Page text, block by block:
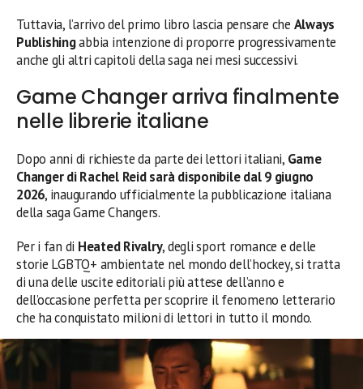
Tuttavia, l’arrivo del primo libro lascia pensare che Always
Publishingabbia intenzione di proporre progressivamente
anche gli altri capitoli della saga nei mesi successivi.
Game Changer arriva finalmente
nelle librerie italiane
Dopo anni di richieste da parte dei lettori italiani, Game
Changer di Rachel Reid sarà disponibile dal 9 giugno
2026, inaugurando ufficialmente la pubblicazione italiana
della saga Game Changers.
Per i fan di Heated Rivalry, degli sport romance e delle
storie LGBTQ+ ambientate nel mondo dell’hockey, si tratta
di una delle uscite editoriali più attese dell’anno e
dell’occasione perfetta per scoprire il fenomeno letterario
che ha conquistato milioni di lettori in tutto il mondo.